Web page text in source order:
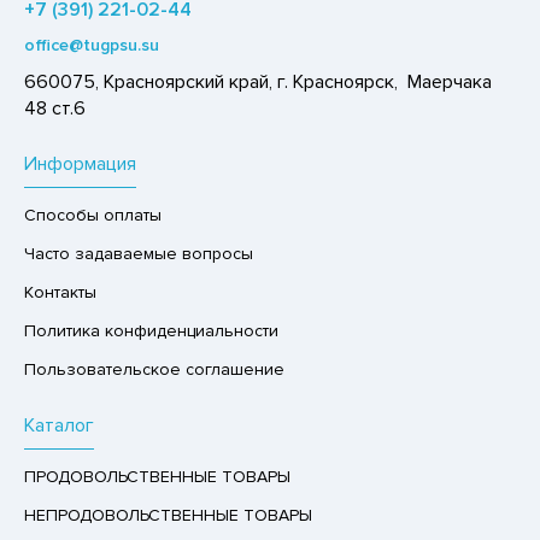
ПИТЬЕВОЕ
БЫСТРОГО ПРИГОТОВЛЕНИЯ
И САХАРОЗАМЕНИТЕЛИ
СОДА
ОРЕХИ, ГРИБЫ
ДЛЯ УХОДА ЗА КОЖЕЙ РУК
ДЛЯ УХОДА ЗА ПОЛОСТЬЮ РТА
ДЛЯ УХОДА ЗА ТЕЛОМ
МОЮЩИЕ,ЧИСТЯЩИЕ
КАРТЫ
ПРИНАДЛЕЖНОСТИ
Информация
Способы оплаты
Часто задаваемые вопросы
Контакты
Политика конфиденциальности
Пользовательское соглашение
Каталог
ПРОДОВОЛЬСТВЕННЫЕ ТОВАРЫ
НЕПРОДОВОЛЬСТВЕННЫЕ ТОВАРЫ
+7 (391) 221-02-44
office@tugpsu.su
660075, Красноярский край, г. Красноярск, Маерчака
48 ст.6